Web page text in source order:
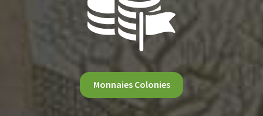
Monnaies Colonies